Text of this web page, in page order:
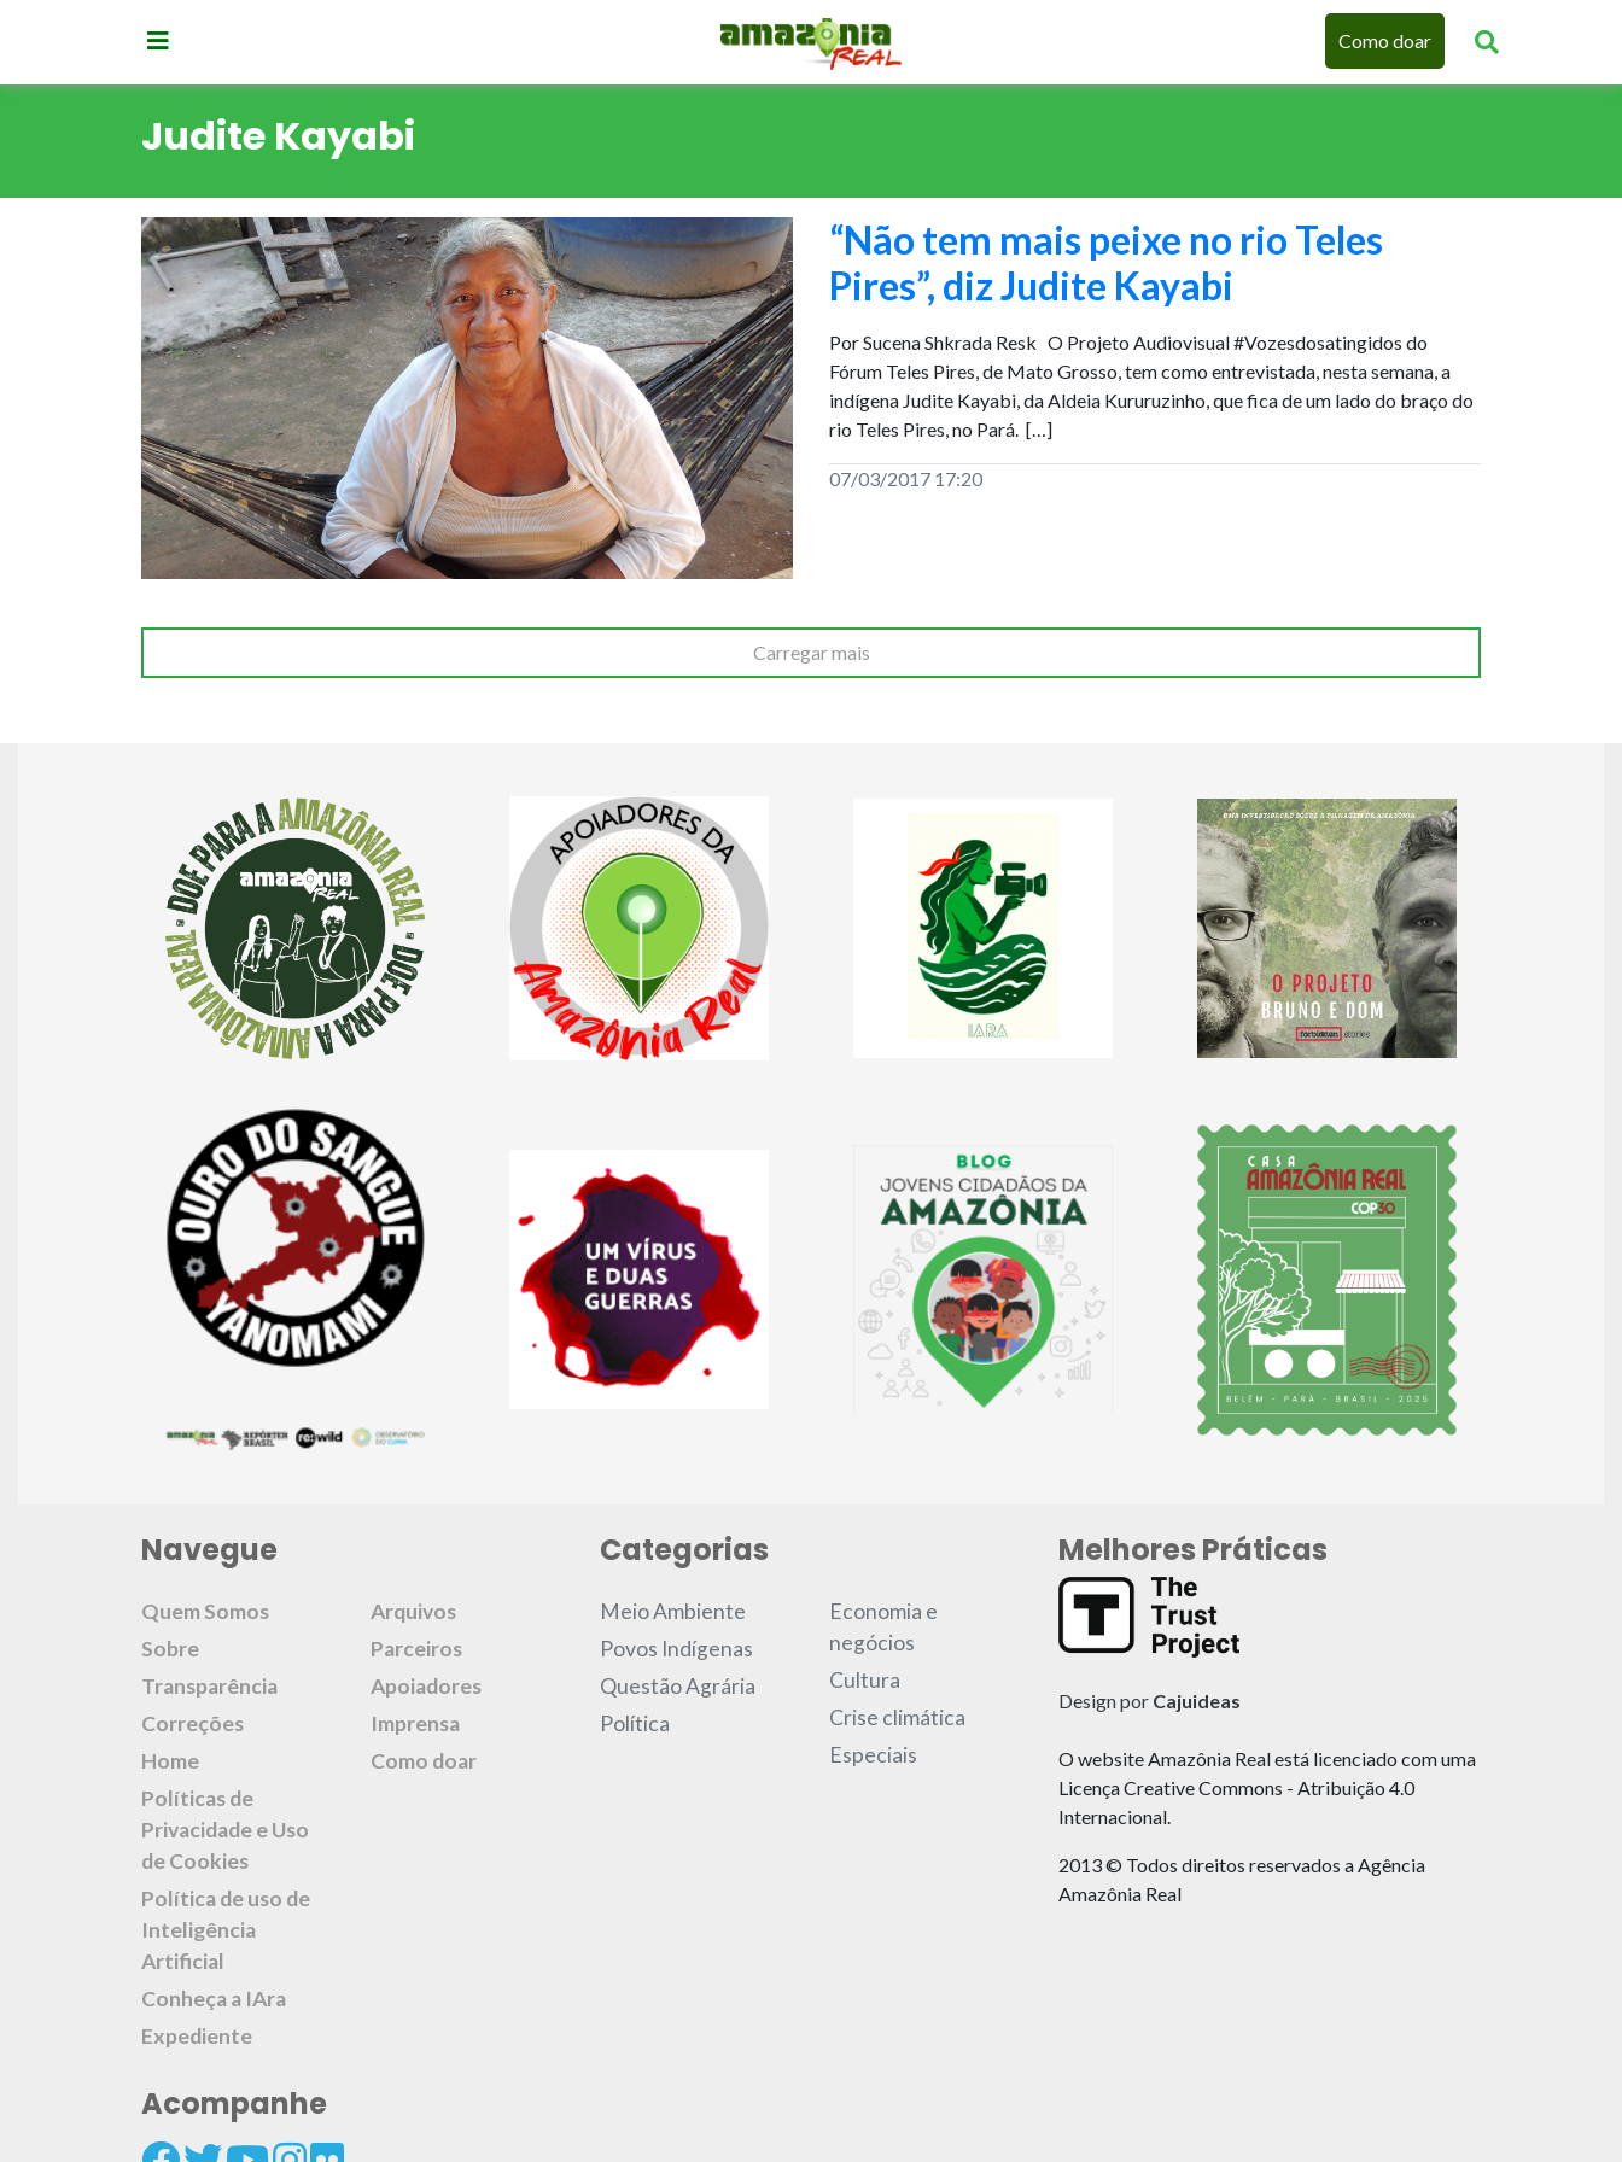
Como doar
Judite Kayabi
“Não tem mais peixe no rio Teles
Pires”, diz Judite Kayabi
Por Sucena Shkrada Resk O Projeto Audiovisual #Vozesdosatingidos do
Fórum Teles Pires, de Mato Grosso, tem como entrevistada, nesta semana, a
indígena Judite Kayabi, da Aldeia Kururuzinho, que fica de um lado do braço do
rio Teles Pires, no Pará. […]
07/03/2017 17:20
Carregar mais
Navegue
Quem Somos
Sobre
Transparência
Correções
Home
Políticas de
Privacidade e Uso
de Cookies
Política de uso de
Inteligência
Artificial
Conheça a IAra
Expediente
Arquivos
Parceiros
Apoiadores
Imprensa
Como doar
Acompanhe
Categorias
Meio Ambiente
Povos Indígenas
Questão Agrária
Política
Economia e
negócios
Cultura
Crise climática
Especiais
Melhores Práticas
Design por Cajuideas
O website Amazônia Real está licenciado com uma
Licença Creative Commons - Atribuição 4.0
Internacional.
2013 © Todos direitos reservados a Agência
Amazônia Real